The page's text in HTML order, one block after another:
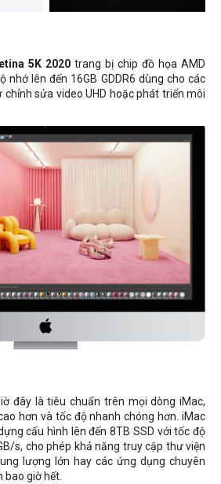
5K 2020 trang bị chip đồ họa AMD
nhớ lên đến 16GB GDDR6 dùng cho các
sửa video UHD hoặc phát triển môi
đây là tiêu chuẩn trên mọi dòng iMac,
hơn và tốc độ nhanh chóng hơn. iMac
cấu hình lên đến 8TB SSD với tốc độ
s, cho phép khả năng truy cập thư viện
lượng lớn hay các ứng dụng chuyên
bao giờ hết.